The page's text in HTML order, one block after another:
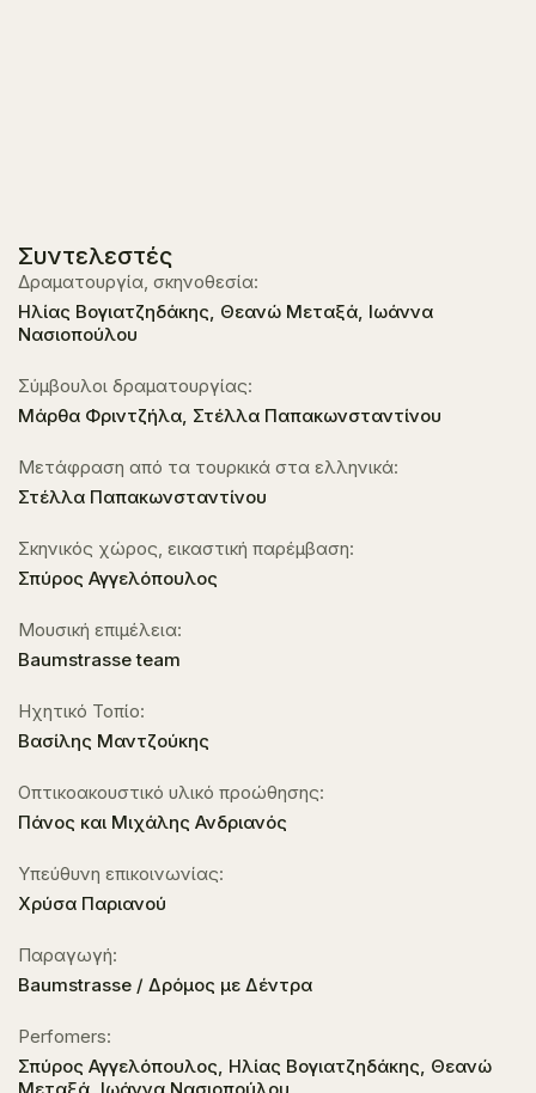
Συντελεστές
Δραματουργία, σκηνοθεσία:
Ηλίας Βογιατζηδάκης, Θεανώ Μεταξά, Ιωάννα
Νασιοπούλου
Σύμβουλοι δραματουργίας:
Μάρθα Φριντζήλα, Στέλλα Παπακωνσταντίνου
Mετάφραση από τα τουρκικά στα ελληνικά:
Στέλλα Παπακωνσταντίνου
Σκηνικός χώρος, εικαστική παρέμβαση:
Σπύρος Αγγελόπουλος
Μουσική επιμέλεια:
Baumstrasse team
Ηχητικό Τοπίο:
Βασίλης Μαντζούκης
Οπτικοακουστικό υλικό προώθησης:
Πάνος και Μιχάλης Ανδριανός
Υπεύθυνη επικοινωνίας:
Χρύσα Παριανού
Παραγωγή:
Baumstrasse / Δρόμος με Δέντρα
Perfomers:
Σπύρος Αγγελόπουλος, Ηλίας Βογιατζηδάκης, Θεανώ